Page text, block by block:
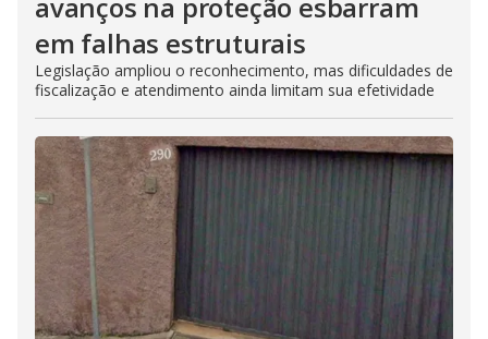
em falhas estruturais
Legislação ampliou o reconhecimento, mas dificuldades de
fiscalização e atendimento ainda limitam sua efetividade